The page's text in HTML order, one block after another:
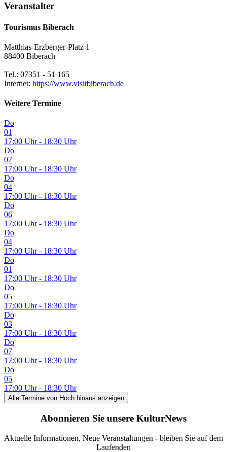
Veranstalter
Tourismus Biberach
Matthias-Erzberger-Platz 1
88400 Biberach
Tel.: 07351 - 51 165
Internet: https://www.visitbiberach.de
Weitere Termine
Do
01
17:00 Uhr - 18:30 Uhr
Do
07
17:00 Uhr - 18:30 Uhr
Do
04
17:00 Uhr - 18:30 Uhr
Do
06
17:00 Uhr - 18:30 Uhr
Do
04
17:00 Uhr - 18:30 Uhr
Do
01
17:00 Uhr - 18:30 Uhr
Do
05
17:00 Uhr - 18:30 Uhr
Do
03
17:00 Uhr - 18:30 Uhr
Do
07
17:00 Uhr - 18:30 Uhr
Do
05
17:00 Uhr - 18:30 Uhr
Alle Termine von Hoch hinaus anzeigen
Abonnieren Sie unsere KulturNews
Aktuelle Informationen, Neue Veranstaltungen - bleiben Sie auf dem
Laufenden